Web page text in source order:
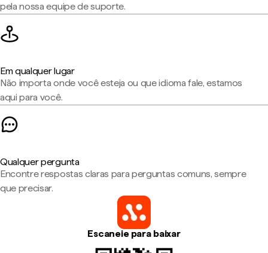
pela nossa equipe de suporte.
Em qualquer lugar
Não importa onde você esteja ou que idioma fale, estamos
aqui para você.
Qualquer pergunta
Encontre respostas claras para perguntas comuns, sempre
que precisar.
Escaneie para baixar